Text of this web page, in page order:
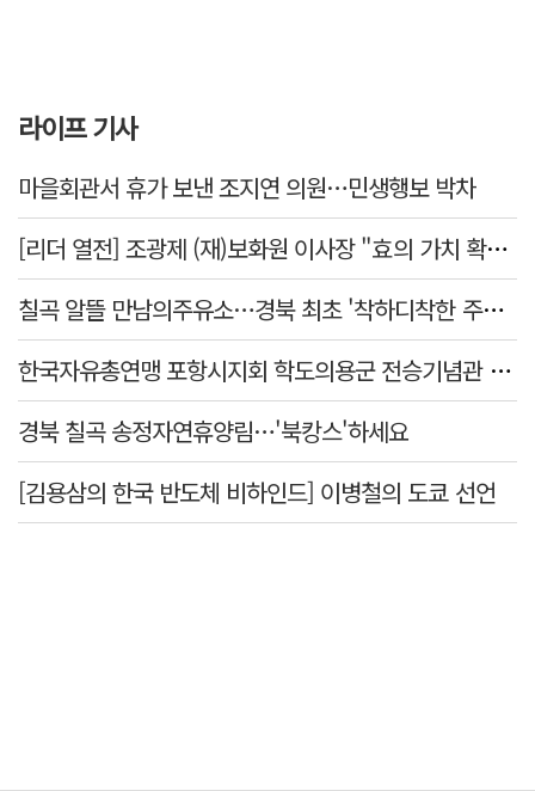
라이프 기사
마을회관서 휴가 보낸 조지연 의원…민생행보 박차
[리더 열전] 조광제 (재)보화원 이사장 "효의 가치 확산 위해 젊은층 참여 이끌어낼 것"
칠곡 알뜰 만남의주유소…경북 최초 '착하디착한 주유소' 선정
한국자유총연맹 포항시지회 학도의용군 전승기념관 방문
경북 칠곡 송정자연휴양림…'북캉스'하세요
[김용삼의 한국 반도체 비하인드] 이병철의 도쿄 선언